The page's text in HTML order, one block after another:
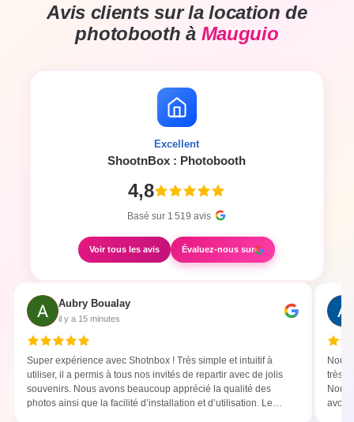
Avis clients sur la location de
photobooth à Mauguio
Excellent
ShootnBox : Photobooth
4,8
Basé sur 1 519 avis
Voir tous les avis Évaluez-nous sur
Aubry Boualay
il y a 15 minutes
Super expérience avec Shotnbox ! Très simple et intuitif à
utiliser, il a permis à tous nos invités de repartir avec de jolis
souvenirs. Nous avons beaucoup apprécié la qualité des
photos ainsi que la facilité d’installation et d’utilisation. Le
Nous
très
Nous